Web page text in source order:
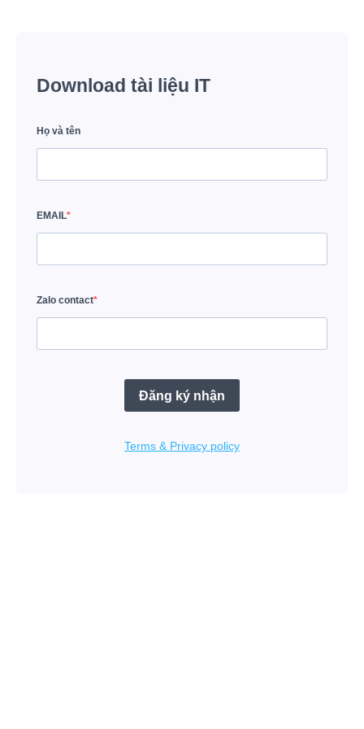
Download tài liệu IT
Họ và tên
EMAIL
Zalo contact
Đăng ký nhận
Terms & Privacy policy